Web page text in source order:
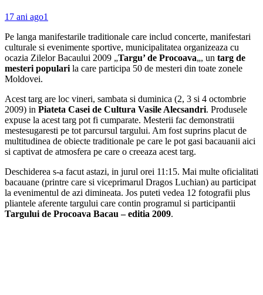
17 ani ago1
Pe langa manifestarile traditionale care includ concerte, manifestari
culturale si evenimente sportive, municipalitatea organizeaza cu
ocazia Zilelor Bacaului 2009 „Targu’ de Procoava„, un targ de
mesteri populari la care participa 50 de mesteri din toate zonele
Moldovei.
Acest targ are loc vineri, sambata si duminica (2, 3 si 4 octombrie
2009) in Piateta Casei de Cultura Vasile Alecsandri. Produsele
expuse la acest targ pot fi cumparate. Mesterii fac demonstratii
mestesugaresti pe tot parcursul targului. Am fost suprins placut de
multitudinea de obiecte traditionale pe care le pot gasi bacauanii aici
si captivat de atmosfera pe care o creeaza acest targ.
Deschiderea s-a facut astazi, in jurul orei 11:15. Mai multe oficialitati
bacauane (printre care si viceprimarul Dragos Luchian) au participat
la evenimentul de azi dimineata. Jos puteti vedea 12 fotografii plus
pliantele aferente targului care contin programul si participantii
Targului de Procoava Bacau – editia 2009.